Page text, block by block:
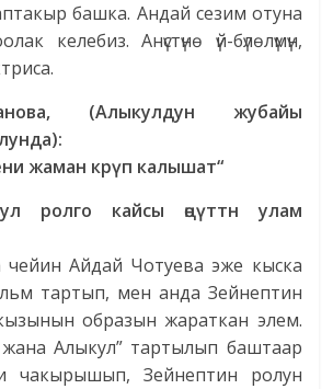
башка. Андай сезим отуна
келебиз. Анүстүнө үй-бүлөлүмүн,
, (Алыкулдун
жубайы
):
жаман крүп калышат“
ролго кайсы өңүттн
улам
чейин Айдай Чотуева эже кыска
тартып, мен анда Зейнептин
образын жараткан элем.
Алыкул” тартылып баштаар
чакырышып, Зейнептин ролун